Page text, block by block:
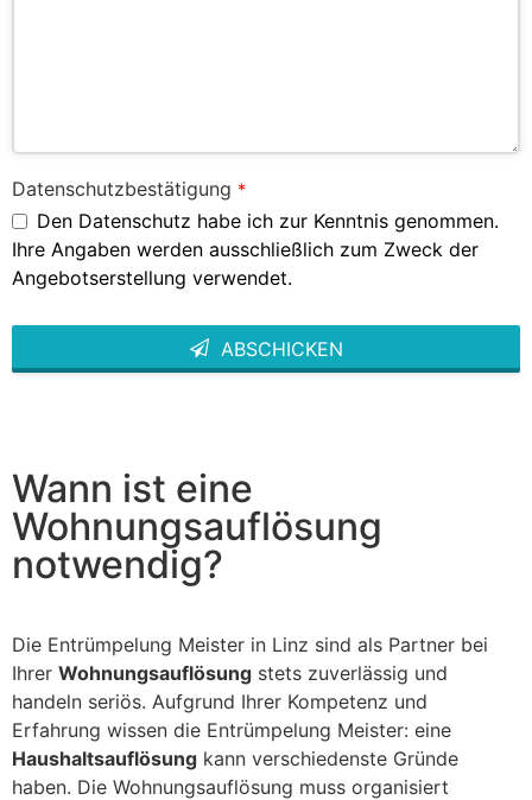
Datenschutzbestätigung *
Den Datenschutz habe ich zur Kenntnis genommen.
Ihre Angaben werden ausschließlich zum Zweck der
Angebotserstellung verwendet.
ABSCHICKEN
blank
Wann ist eine
Wohnungsauflösung
notwendig?
Die Entrümpelung Meister in Linz sind als Partner bei
Ihrer Wohnungsauflösung stets zuverlässig und
handeln seriös. Aufgrund Ihrer Kompetenz und
Erfahrung wissen die Entrümpelung Meister: eine
Haushaltsauflösung kann verschiedenste Gründe
haben. Die Wohnungsauflösung muss organisiert